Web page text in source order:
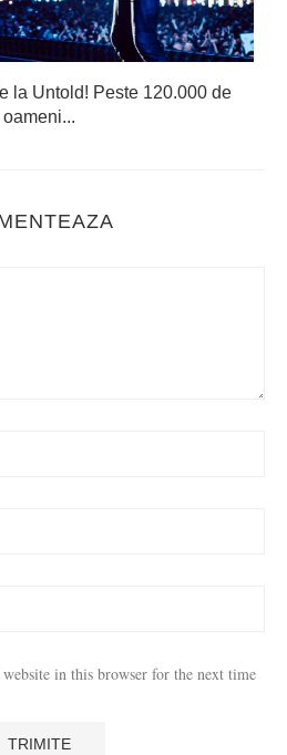
la Untold! Peste 120.000 de
oameni...
in this browser for the next time